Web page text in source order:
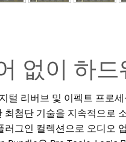
없이 하
털 리버브 및 이펙트 프로
첨단 기술을 지속적으로
그인 컬렉션으로 오디오